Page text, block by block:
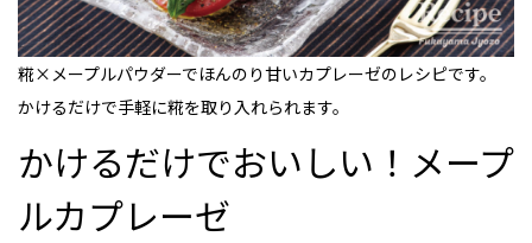
糀×メープルパウダーでほんのり甘いカプレーゼのレシピです。
かけるだけで手軽に糀を取り入れられます。
かけるだけでおいしい！メープ
ルカプレーゼ